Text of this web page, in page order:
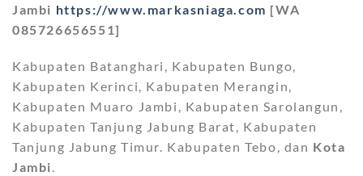
Jambi https://www.markasniaga.com [WA
085726656551]
Kabupaten Batanghari, Kabupaten Bungo,
Kabupaten Kerinci, Kabupaten Merangin,
Kabupaten Muaro Jambi, Kabupaten Sarolangun,
Kabupaten Tanjung Jabung Barat, Kabupaten
Tanjung Jabung Timur. Kabupaten Tebo, dan Kota
Jambi.